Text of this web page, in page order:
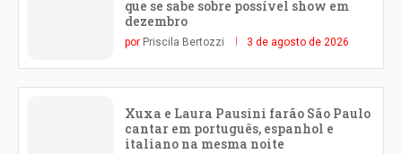
que se sabe sobre possível show em
dezembro
por Priscila Bertozzi 3 de agosto de 2026
Xuxa e Laura Pausini farão São Paulo
cantar em português, espanhol e
italiano na mesma noite